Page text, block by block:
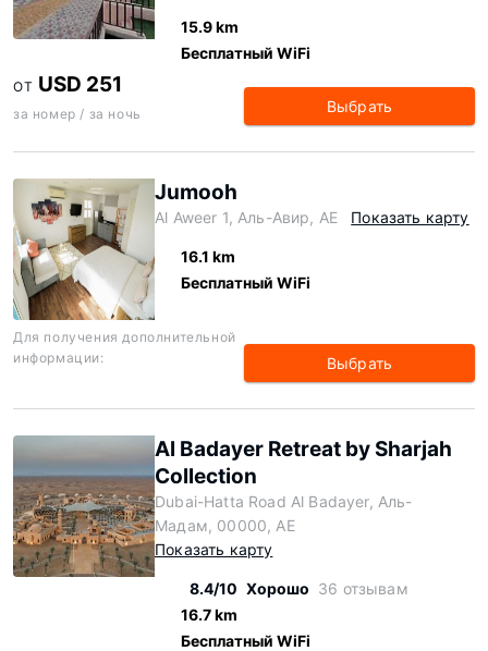
15.9 km
Бесплатный WiFi
ОТ USD 251
за номер / за ночь Выбрать
Jumooh
Al Aweer 1, Аль-Авир, AE Показать карту
16.1 km
Бесплатный WiFi
Для получения дополнительной
информации:
Выбрать
Al Badayer Retreat by Sharjah
Collection
Dubai-Hatta Road Al Badayer, Аль-
Мадам, 00000, AE
Показать карту
8.4/10 Хорошо 36 отзывам
16.7 km
Бесплатный WiFi